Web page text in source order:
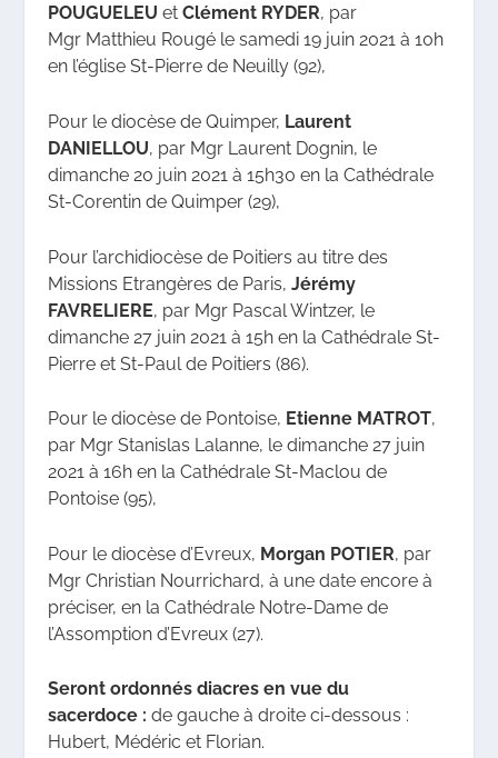
POUGUELEU et Clément RYDER, par
Mgr Matthieu Rougéle samedi 19 juin 2021 à 10h
en l’église St-Pierre de Neuilly (92),
Pour le diocèse de Quimper, Laurent
DANIELLOU, par Mgr Laurent Dognin, le
dimanche 20 juin 2021 à 15h30 en la Cathédrale
St-Corentin de Quimper (29),
Pour l’archidiocèse de Poitiers au titre des
Missions Etrangères de Paris, Jérémy
FAVRELIERE, par Mgr Pascal Wintzer, le
dimanche 27 juin 2021 à 15h en la Cathédrale St-
Pierre et St-Paul de Poitiers (86).
Pour le diocèse de Pontoise, Etienne MATROT,
par Mgr Stanislas Lalanne, le dimanche 27 juin
2021 à 16h en la Cathédrale St-Maclou de
Pontoise (95),
Pour le diocèse d’Evreux, Morgan POTIER, par
Mgr Christian Nourrichard, à une date encore à
préciser, en la Cathédrale Notre-Dame de
l’Assomption d’Evreux (27).
Seront ordonnés diacres en vue du
sacerdoce : de gauche à droite ci-dessous :
Hubert, Médéric et Florian.